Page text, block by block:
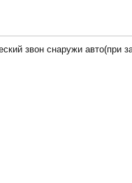
звон снаружи авто(при